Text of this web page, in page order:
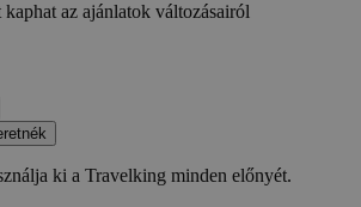
kaphat az ajánlatok változásairól
ki a Travelking minden előnyét.